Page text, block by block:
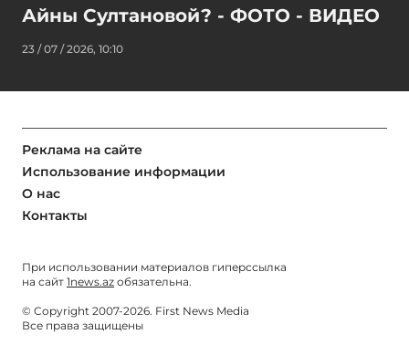
Айны Султановой? - ФОТО - ВИДЕО
23 / 07 / 2026, 10:10
Реклама на сайте
Использование информации
О нас
Контакты
При использовании материалов гиперссылка
на сайт 1news.az обязательна.
© Copyright 2007-2026. First News Media
Все права защищены